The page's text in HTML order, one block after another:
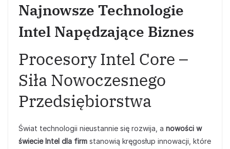
Najnowsze Technologie
Intel Napędzające Biznes
Procesory Intel Core –
Siła Nowoczesnego
Przedsiębiorstwa
Świat technologii nieustannie się rozwija, a nowości w
świecie Intel dla firm stanowią kręgosłup innowacji, które